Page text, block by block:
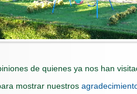
de quienes ya nos han
mostrar nuestros